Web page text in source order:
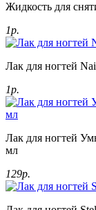
Жидкость для
1р.
Лак для ногтей
1р.
Лак для ногтей
мл
129р.